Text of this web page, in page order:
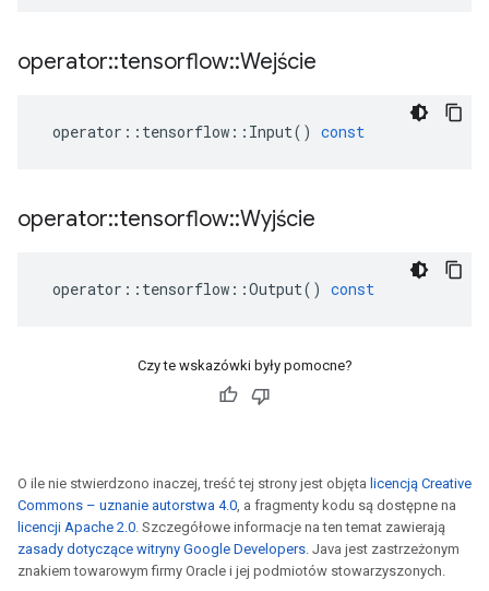
operator::tensorflow::Wejście
operator :: tensorflow :: Input() const
operator::tensorflow::Wyjście
operator :: tensorflow ::Output() const
Czy te wskazówki były pomocne?
O ile nie stwierdzono inaczej, treść tej strony jest objęta licencją Creative
Commons – uznanie autorstwa 4.0, a fragmenty kodu są dostępne na
licencji Apache 2.0. Szczegółowe informacje na ten temat zawierają
zasady dotyczące witryny Google Developers. Java jest zastrzeżonym
znakiem towarowym firmy Oracle i jej podmiotów stowarzyszonych.